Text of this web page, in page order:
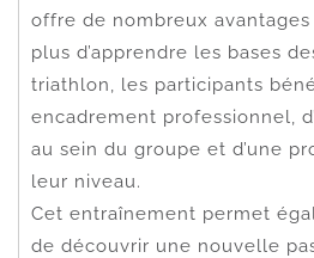
offre de nombreux
plus d’apprendre les bases
triathlon, les participants
encadrement professionnel,
au sein du groupe et d’une
leur niveau.
Cet entraînement permet
de découvrir une nouvelle